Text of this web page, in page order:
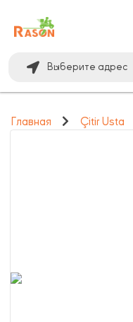
Выберите адрес
Главная Çitir Usta